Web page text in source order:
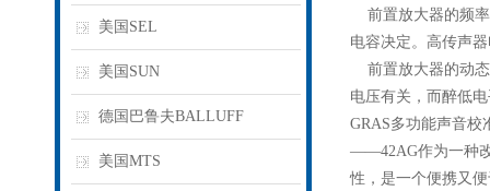
美国SEL
美国SUN
德国巴鲁夫BALLUFF
美国MTS
前置放大器的频率
电容决定。高传声
前置放大器的动态
电压有关，而醉低
GRAS多功能声音校
——42AG作为一种改
性，是一个便携又